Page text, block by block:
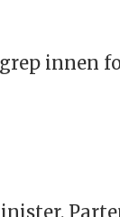
innen